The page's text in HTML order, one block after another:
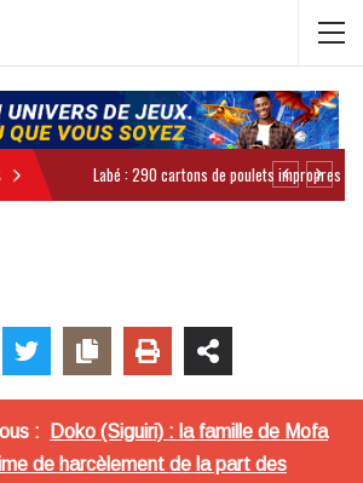
:
Doko (Siguiri) : la famille de Mofa
de harcèlement de la part des